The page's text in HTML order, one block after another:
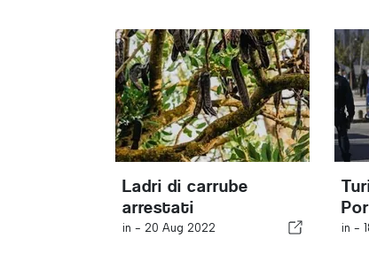
Ladri di carrube
arrestati
in - 20 Aug 2022 in -